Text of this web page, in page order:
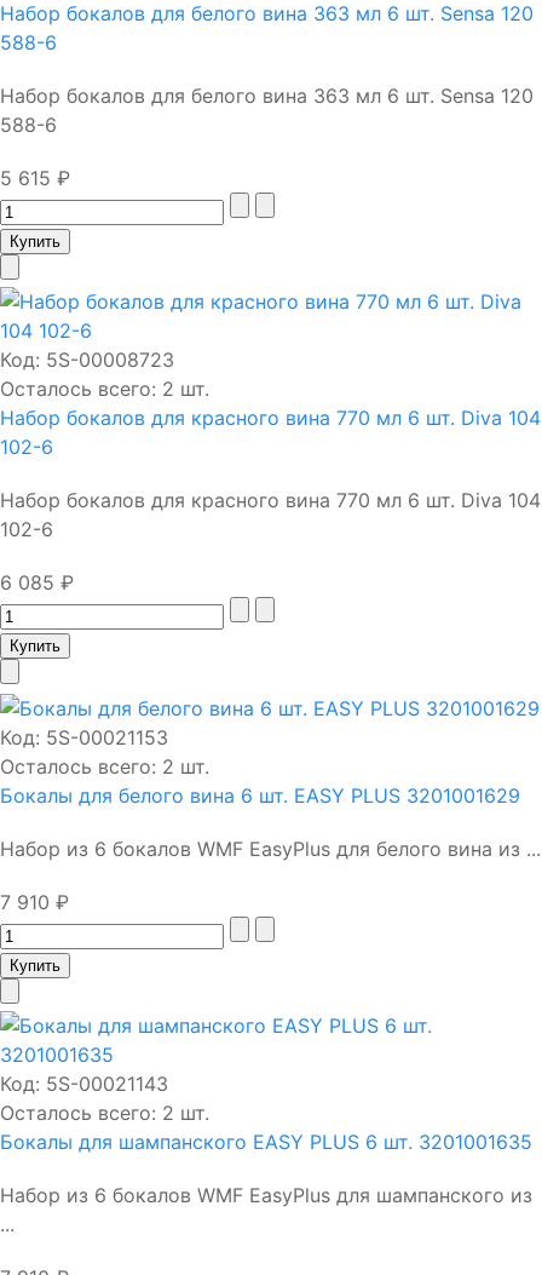
Набор бокалов для белого вина 363 мл 6 шт. Sensa 120
588-6
Набор бокалов для белого вина 363 мл 6 шт. Sensa 120
588-6
5 615 ₽
Код: 5S-00008723
Осталось всего: 2 шт.
Набор бокалов для красного вина 770 мл 6 шт. Diva 104
102-6
Набор бокалов для красного вина 770 мл 6 шт. Diva 104
102-6
6 085 ₽
Код: 5S-00021153
Осталось всего: 2 шт.
Бокалы для белого вина 6 шт. EASY PLUS 3201001629
Набор из 6 бокалов WMF EasyPlus для белого вина из ...
7 910 ₽
Код: 5S-00021143
Осталось всего: 2 шт.
Бокалы для шампанского EASY PLUS 6 шт. 3201001635
Набор из 6 бокалов WMF EasyPlus для шампанского из
...